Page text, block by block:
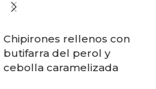
Chipirones rellenos con
butifarra del perol y
cebolla caramelizada